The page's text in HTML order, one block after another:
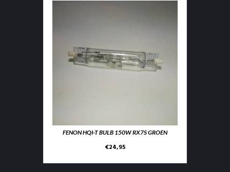
FENON HQI-T BULB 150W RX7S GROEN
€24,95